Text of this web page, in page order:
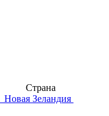
Страна
Новая Зеландия